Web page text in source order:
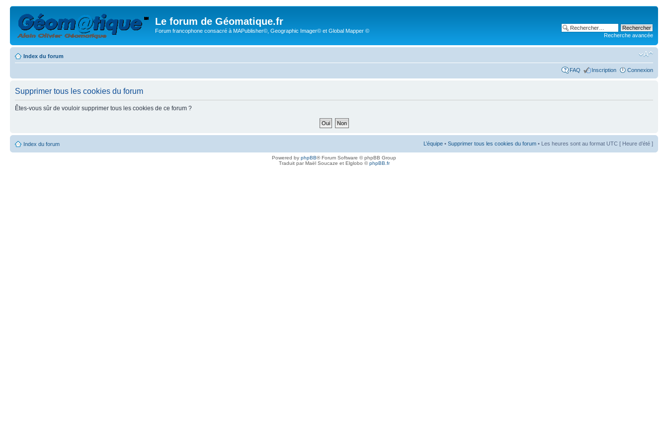
Le forum de Géomatique.fr
Forum francophone consacré à MAPublisher©, Geographic Imager© et Global Mapper ©
Recherche avancée
Index du forum
FAQ Inscription Connexion
Supprimer tous les cookies du forum
Êtes-vous sûr de vouloir supprimer tous les cookies de ce forum ?
Index du forum L’équipe • Supprimer tous les cookies du forum • Les heures sont au format UTC [ Heure d’été ]
Powered by phpBB® Forum Software © phpBB Group
Traduit par Maël Soucaze et Elglobo ©phpBB.fr